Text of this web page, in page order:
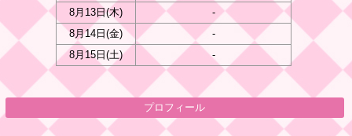
8月13日(木)
-
8月14日(金)
-
8月15日(土) -
プロフィール